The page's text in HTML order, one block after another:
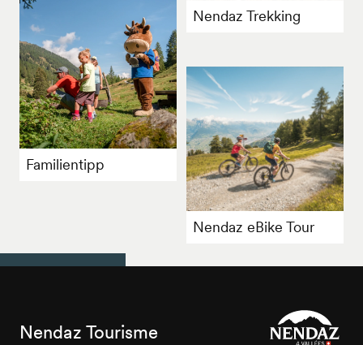
Nendaz Trekking
Familientipp
Nendaz eBike Tour
Nendaz Tourisme